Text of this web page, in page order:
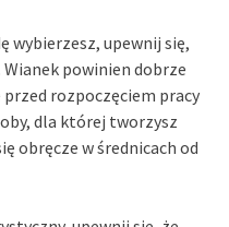
wybierzesz, upewnij się,
powinien dobrze
rozpoczęciem pracy
dla której tworzysz
obręcze w średnicach od